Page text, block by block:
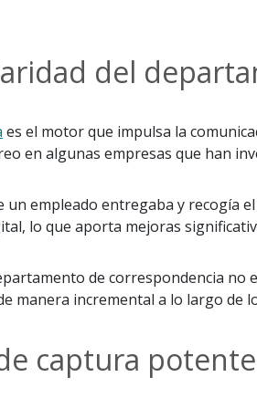
del
es el motor que impulsa la
en algunas empresas que han
un empleado entregaba y recogía
lo que aporta mejoras
de correspondencia
manera incremental a lo largo de
captura